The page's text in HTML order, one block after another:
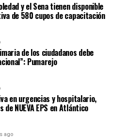
y el Sena tienen disponible
de 580 cupos de capacitación
de los ciudadanos debe
Pumarejo
en urgencias y hospitalario,
NUEVA EPS en Atlántico
ago